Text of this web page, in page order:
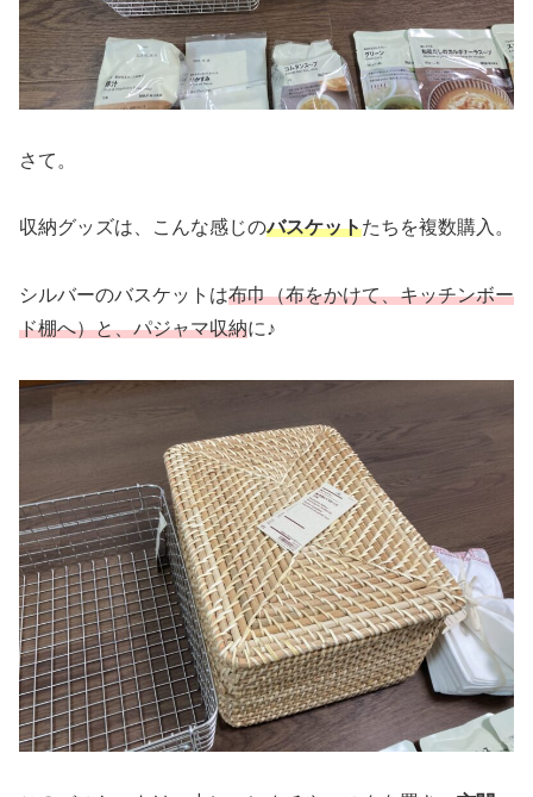
さて。
収納グッズは、こんな感じのバスケットたちを複数購入。
シルバーのバスケットは布巾（布をかけて、キッチンボー
ド棚へ）と、パジャマ収納に♪